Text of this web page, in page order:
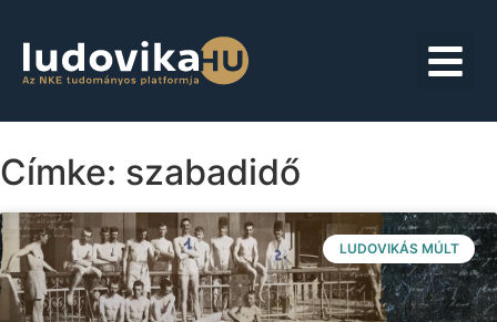
Címke: szabadidő
LUDOVIKÁS MÚLT